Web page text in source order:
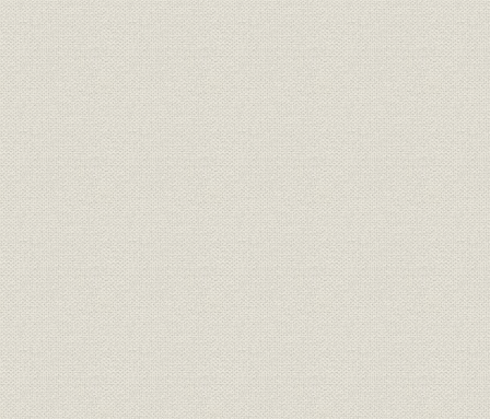
関門隧道着工までの経緯
関門隧道技術委員会
決定路線
第3 建設規程の制定
1 大正10年制定の国有鉄道建設規程
2 昭和2年の改正
3 昭和4年制定の規程
4 簡易線建設規程の制定
5 昭和7年9月以降の改正